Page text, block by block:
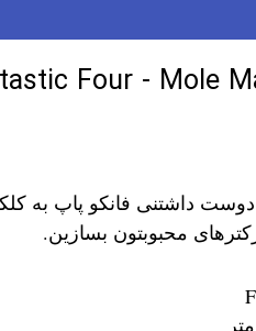
داشتنی فانکو پاپ به
محبوبتون بسازین.